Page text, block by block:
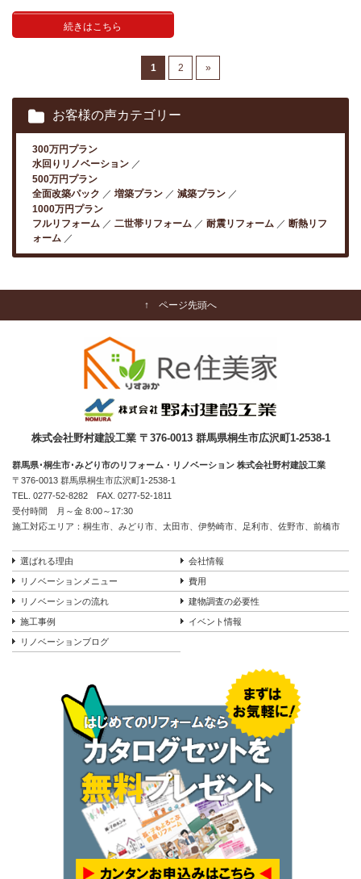
続きはこちら
1 2 »
お客様の声カテゴリー
300万円プラン
水回りリノベーション
500万円プラン
全面改築パック
増築プラン
減築プラン
1000万円プラン
フルリフォーム
二世帯リフォーム 耐震リフォーム
断熱リフ
ォーム
↑ ページ先頭へ
株式会社野村建設工業 〒376-0013 群馬県桐生市広沢町1-2538-1
群馬県･桐生市･みどり市のリフォーム・リノベーション 株式会社野村建設工業
〒376-0013 群馬県桐生市広沢町1-2538-1
TEL. 0277-52-8282 FAX. 0277-52-1811
受付時間 月～金 8:00～17:30
施工対応エリア：桐生市、みどり市、太田市、伊勢崎市、足利市、佐野市、前橋市
選ばれる理由 会社情報
リノベーションメニュー 費用
リノベーションの流れ 建物調査の必要性
施工事例 イベント情報
リノベーションブログ